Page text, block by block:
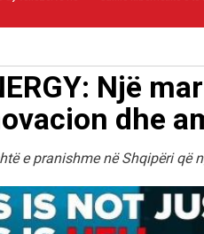
Një
dhe
e pranishme në Shqipëri